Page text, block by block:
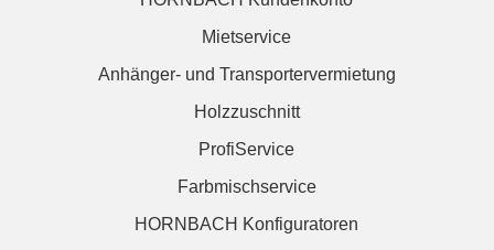
Mietservice
Anhänger- und Transportervermietung
Holzzuschnitt
ProfiService
Farbmischservice
HORNBACH Konfiguratoren